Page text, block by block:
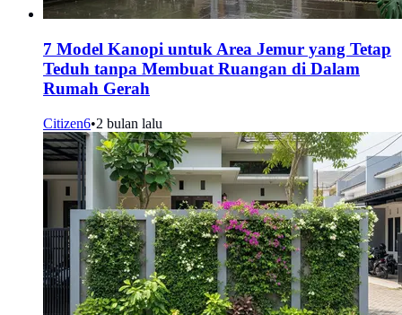
7 Model Kanopi untuk Area Jemur yang Tetap
Teduh tanpa Membuat Ruangan di Dalam
Rumah Gerah
Citizen6•2 bulan lalu